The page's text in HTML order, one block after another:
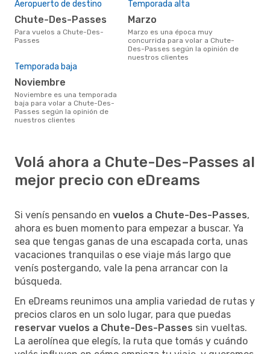
Aeropuerto de destino
Chute-Des-Passes
Para vuelos a Chute-Des-
Passes
Temporada alta
marzo
marzo es una época muy
concurrida para volar a Chute-
Des-Passes según la opinión de
nuestros clientes
Temporada baja
noviembre
noviembre es una temporada
baja para volar a Chute-Des-
Passes según la opinión de
nuestros clientes
Volá ahora a Chute-Des-Passes al
mejor precio con eDreams
Si venís pensando en vuelos a Chute-Des-Passes,
ahora es buen momento para empezar a buscar. Ya
sea que tengas ganas de una escapada corta, unas
vacaciones tranquilas o ese viaje más largo que
venís postergando, vale la pena arrancar con la
búsqueda.
En eDreams reunimos una amplia variedad de rutas y
precios claros en un solo lugar, para que puedas
reservar vuelos a Chute-Des-Passes sin vueltas.
La aerolínea que elegís, la ruta que tomás y cuándo